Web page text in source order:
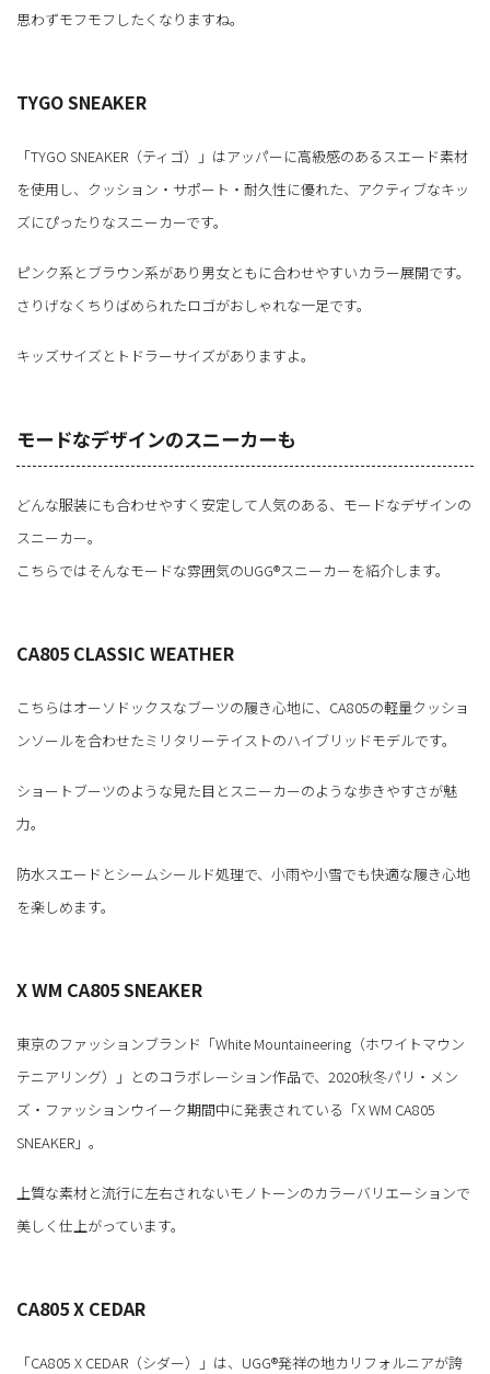
思わずモフモフしたくなりますね。
TYGO SNEAKER
「TYGO SNEAKER（ティゴ）」はアッパーに高級感のあるスエード素材
を使用し、クッション・サポート・耐久性に優れた、アクティブなキッ
ズにぴったりなスニーカーです。
ピンク系とブラウン系があり男女ともに合わせやすいカラー展開です。
さりげなくちりばめられたロゴがおしゃれな一足です。
キッズサイズとトドラーサイズがありますよ。
モードなデザインのスニーカーも
どんな服装にも合わせやすく安定して人気のある、モードなデザインの
スニーカー。
こちらではそんなモードな雰囲気のUGG®スニーカーを紹介します。
CA805 CLASSIC WEATHER
こちらはオーソドックスなブーツの履き心地に、CA805の軽量クッショ
ンソールを合わせたミリタリーテイストのハイブリッドモデルです。
ショートブーツのような見た目とスニーカーのような歩きやすさが魅
力。
防水スエードとシームシールド処理で、小雨や小雪でも快適な履き心地
を楽しめます。
X WM CA805 SNEAKER
東京のファッションブランド「White Mountaineering（ホワイトマウン
テニアリング）」とのコラボレーション作品で、2020秋冬パリ・メン
ズ・ファッションウイーク期間中に発表されている「X WM CA805
SNEAKER」。
上質な素材と流行に左右されないモノトーンのカラーバリエーションで
美しく仕上がっています。
CA805 X CEDAR
「CA805 X CEDAR（シダー）」は、UGG®発祥の地カリフォルニアが誇